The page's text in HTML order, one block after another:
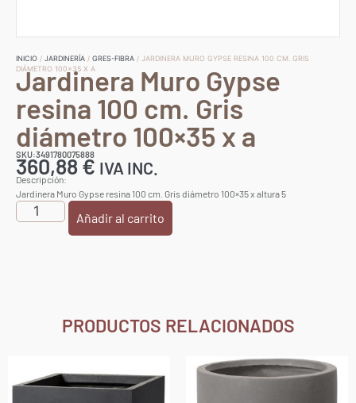
INICIO / JARDINERÍA / GRES-FIBRA / JARDINERA MURO GYPSE RESINA 100 CM. GRIS
DIÁMETRO 100×35 X A
Jardinera Muro Gypse
resina 100 cm. Gris
diámetro 100×35 x a
SKU:3491780075888
360,88€ IVA INC.
Descripción:
Jardinera Muro Gypse resina 100 cm. Gris diámetro 100×35 x altura 5
Añadir al carrito
PRODUCTOS RELACIONADOS